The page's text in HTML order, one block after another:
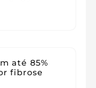
até 85%
fibrose